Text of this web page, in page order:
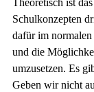
Theoretisch ist
Schulkonzepten
dafür im
und die
umzusetzen. Es
Geben wir nicht